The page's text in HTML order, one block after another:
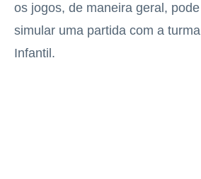
os jogos, de maneira geral,
simular uma partida com a
Infantil.